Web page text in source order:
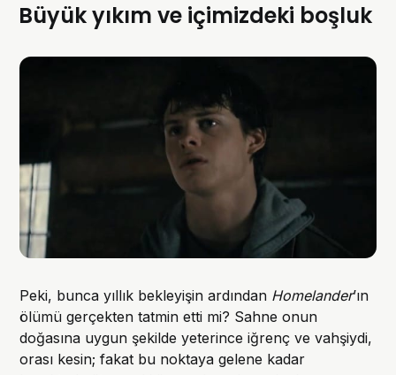
Büyük yıkım ve içimizdeki boşluk
Peki, bunca yıllık bekleyişin ardından Homelander’ın
ölümü gerçekten tatmin etti mi? Sahne onun
doğasına uygun şekilde yeterince iğrenç ve vahşiydi,
orası kesin; fakat bu noktaya gelene kadar